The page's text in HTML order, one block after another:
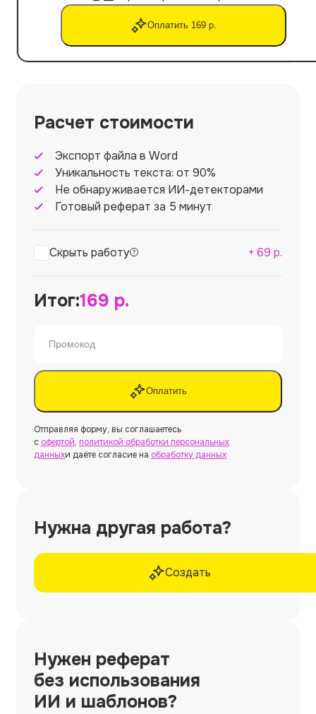
Оплатить 169 р.
Расчет стоимости
Экспорт файла в Word
Уникальность текста: от 90%
Не обнаруживается ИИ-детекторами
Готовый реферат за 5 минут
Скрыть работу + 69 р.
Итог:169 р.
Оплатить
Отправляя форму, вы соглашаетесь
с офертой, политикой обработки персональных
данныхи даёте согласие на обработку данных
Нужна другая работа?
Создать
Нужен реферат
без использования
ИИ и шаблонов?